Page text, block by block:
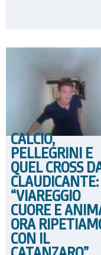
CALCIO,
PELLEGRINI E
QUEL CROSS
CLAUDICANTE:
“VIAREGGIO
CUORE E
ORA
CON IL